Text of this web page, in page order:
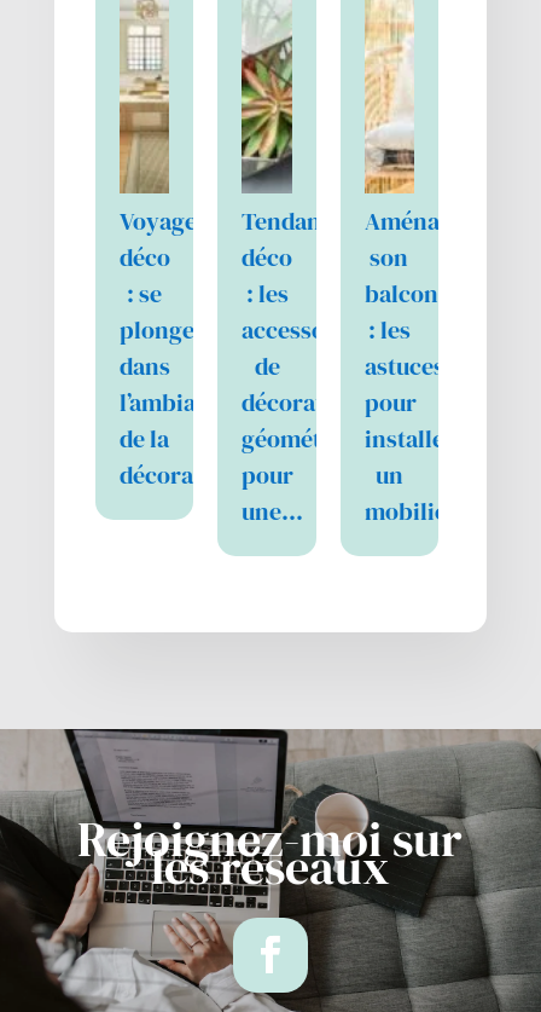
Voyage
déco
: se
plonger
dans
l’ambiance
de la
décoration…
Tendance
déco
: les
accessoires
de
décoration
géométriques
pour
une…
Aménager
son
balcon
: les
astuces
pour
installer
un
mobilier…
Rejoignez-moi sur
les réseaux